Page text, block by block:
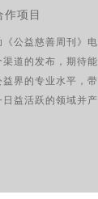
项目
公益慈善周刊》电
道的发布，期待能
界的专业水平，带
益活跃的领域并产